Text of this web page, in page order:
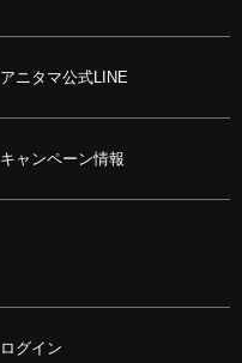
アニタマ公式LINE
キャンペーン情報
ログイン